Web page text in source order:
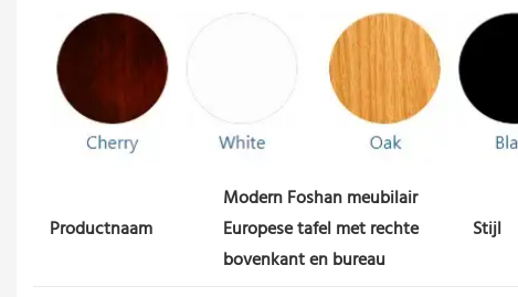
Productnaam
Modern Foshan meubilair
Europese tafel met rechte
bovenkant en bureau
Stijl